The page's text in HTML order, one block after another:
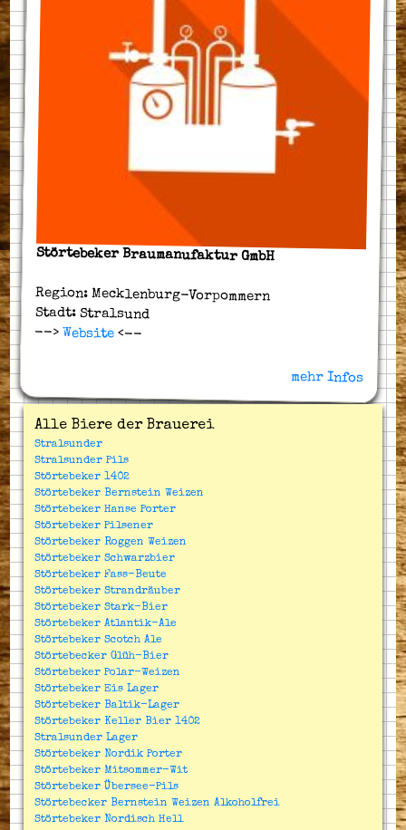
Störtebeker Braumanufaktur GmbH
Region: Mecklenburg-Vorpommern
Stadt: Stralsund
--> Website <--
mehr Infos
Alle Biere der Brauerei
Stralsunder
Stralsunder Pils
Störtebeker 1402
Störtebeker Bernstein Weizen
Störtebeker Hanse Porter
Störtebeker Pilsener
Störtebeker Roggen Weizen
Störtebeker Schwarzbier
Störtebeker Fass-Beute
Störtebeker Strandräuber
Störtebeker Stark-Bier
Störtebeker Atlantik-Ale
Störtebeker Scotch Ale
Störtebecker Glüh-Bier
Störtebeker Polar-Weizen
Störtebeker Eis Lager
Störtebeker Baltik-Lager
Störtebeker Keller Bier 1402
Stralsunder Lager
Störtebeker Nordik Porter
Störtebeker Mitsommer-Wit
Störtebeker Übersee-Pils
Störtebecker Bernstein Weizen Alkoholfrei
Störtebeker Nordisch Hell